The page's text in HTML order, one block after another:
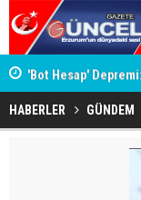
'Bot Hesap'
Cumhuriyeti"
HABERLER GÜNDEM